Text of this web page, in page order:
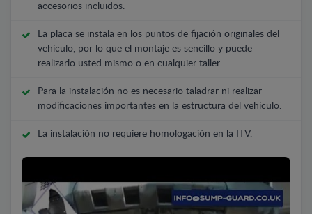
accesorios incluidos.
La placa se instala en los puntos de fijación originales del
vehículo, por lo que el montaje es sencillo y puede
realizarlo usted mismo o en cualquier taller.
Para la instalación no es necesario taladrar ni realizar
modificaciones importantes en la estructura del vehículo.
La instalación no requiere homologación en la ITV.